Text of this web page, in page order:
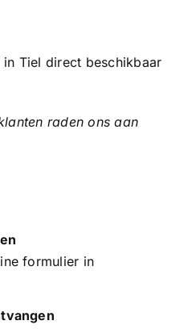
raden ons aan
formulier in